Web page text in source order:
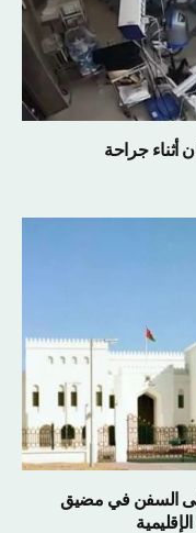
على السفن في مضيق